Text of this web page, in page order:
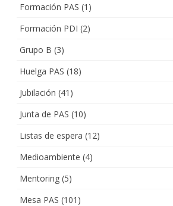
Formación PAS (1)
Formación PDI (2)
Grupo B (3)
Huelga PAS (18)
Jubilación (41)
Junta de PAS (10)
Listas de espera (12)
Medioambiente (4)
Mentoring (5)
Mesa PAS (101)